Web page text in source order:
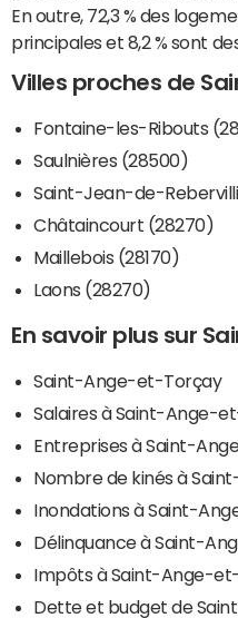
En outre, 72,3 % des
principales et 8,2 % sont
Villes proches de
Fontaine-les-Ribouts
Saulnières (28500)
Saint-Jean-de-
Châtaincourt (28270)
Maillebois (28170)
Laons (28270)
En savoir plus sur
Saint-Ange-et-Torçay
Salaires à Saint-Ange-
Entreprises à Saint-
Nombre de kinés à
Inondations à Saint-
Délinquance à Saint-
Impôts à Saint-Ange-
Dette et budget de